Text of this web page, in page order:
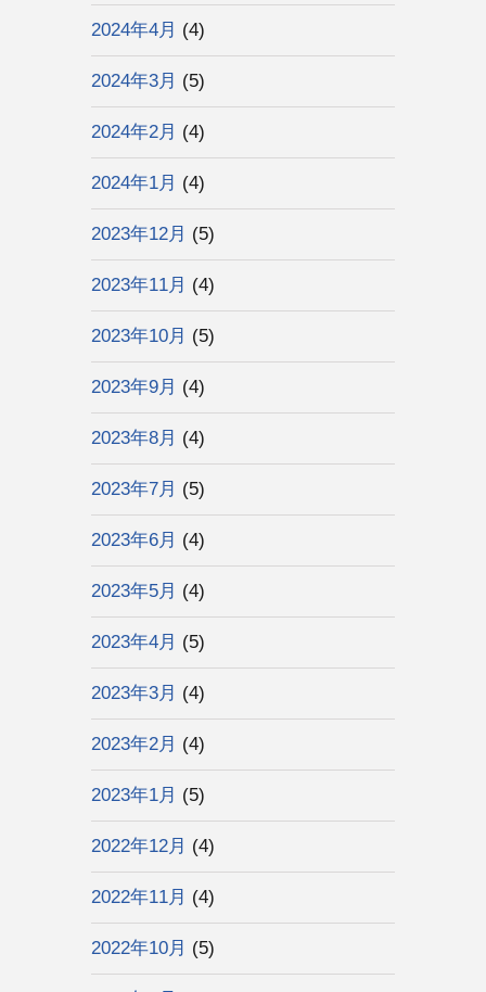
2024年4月 (4)
2024年3月 (5)
2024年2月 (4)
2024年1月 (4)
2023年12月 (5)
2023年11月 (4)
2023年10月 (5)
2023年9月 (4)
2023年8月 (4)
2023年7月 (5)
2023年6月 (4)
2023年5月 (4)
2023年4月 (5)
2023年3月 (4)
2023年2月 (4)
2023年1月 (5)
2022年12月 (4)
2022年11月 (4)
2022年10月 (5)